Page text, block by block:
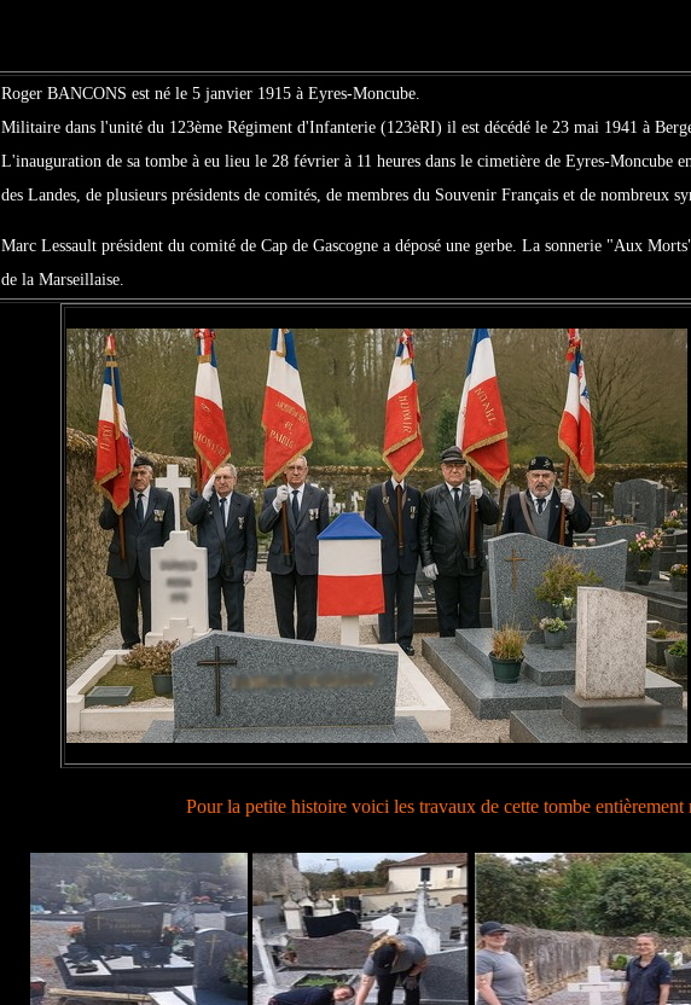
Roger BANCONS est né le 5 janvier 1915 à Eyres-Moncube.
Militaire dans l'unité du 123ème Régiment d'Infanterie (123èRI) il est décédé le 23 mai 1941 à
L'inauguration de sa tombe à eu lieu le 28 février à 11 heures dans le cimetière de Eyres-Moncube
des Landes, de plusieurs présidents de comités, de membres du Souvenir Français et de nombreux
Marc Lessault président du comité de Cap de Gascogne a déposé une gerbe. La sonnerie "Aux
de la Marseillaise.
Pour la petite histoire voici les travaux de cette tombe entièrement